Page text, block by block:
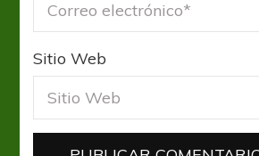
Sitio Web